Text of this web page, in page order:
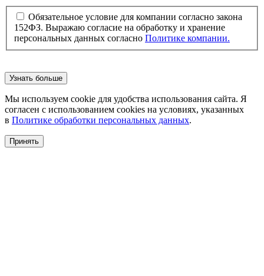
Обязательное условие для компании согласно закона
152ФЗ. Выражаю согласие на обработку и хранение
персональных данных согласно Политике компании.
Узнать больше
Мы используем cookie для удобства использования сайта. Я
согласен с использованием cookies на условиях, указанных
в Политике обработки персональных данных.
Принять